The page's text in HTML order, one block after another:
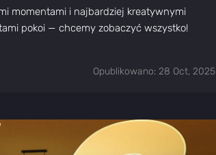
momentami i najbardziej kreatywnymi
pokoi — chcemy zobaczyć wszystko!
Opublikowano: 28 Oct, 2025